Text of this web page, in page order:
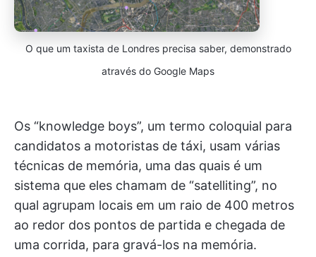
O que um taxista de Londres precisa saber, demonstrado
através do Google Maps
Os “knowledge boys”, um termo coloquial para
candidatos a motoristas de táxi, usam várias
técnicas de memória, uma das quais é um
sistema que eles chamam de “satelliting”, no
qual agrupam locais em um raio de 400 metros
ao redor dos pontos de partida e chegada de
uma corrida, para gravá-los na memória.